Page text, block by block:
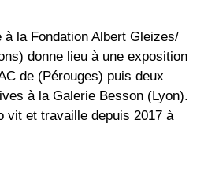
à la Fondation Albert Gleizes/
donne lieu à une exposition
de (Pérouges) puis deux
à la Galerie Besson (Lyon).
vit et travaille depuis 2017 à